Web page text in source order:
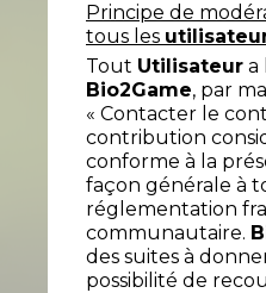
Principe de
tous les
Tout Utilisateur a
Bio2Game, par
« Contacter le
contribution
conforme à la
façon générale à
réglementation
communautaire.
des suites à
possibilité de